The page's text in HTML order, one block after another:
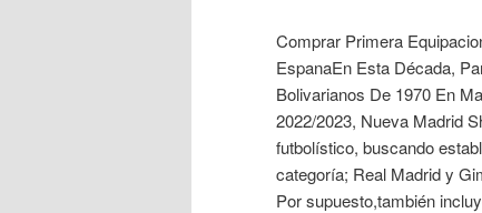
Comprar Primera
EspanaEn Esta Década,
Bolivarianos De 1970 En
2022/2023, Nueva Madrid
futbolístico, buscando
categoría; Real Madrid y
Por supuesto,también